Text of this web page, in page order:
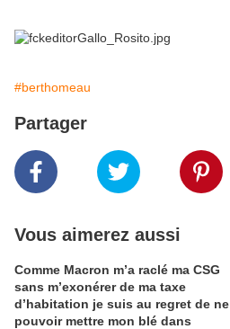
#berthomeau
Partager
Vous aimerez aussi
Comme Macron m’a raclé ma CSG
sans m’exonérer de ma taxe
d’habitation je suis au regret de ne
pouvoir mettre mon blé dans